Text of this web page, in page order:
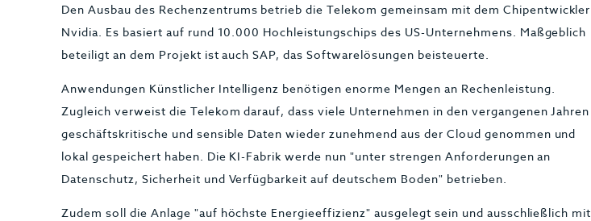
Den Ausbau des Rechenzentrums betrieb die Telekom gemeinsam mit dem Chipentwickler
Nvidia. Es basiert auf rund 10.000 Hochleistungschips des US-Unternehmens. Maßgeblich
beteiligt an dem Projekt ist auch SAP, das Softwarelösungen beisteuerte.
Anwendungen Künstlicher Intelligenz benötigen enorme Mengen an Rechenleistung.
Zugleich verweist die Telekom darauf, dass viele Unternehmen in den vergangenen Jahren
geschäftskritische und sensible Daten wieder zunehmend aus der Cloud genommen und
lokal gespeichert haben. Die KI-Fabrik werde nun "unter strengen Anforderungen an
Datenschutz, Sicherheit und Verfügbarkeit auf deutschem Boden" betrieben.
Zudem soll die Anlage "auf höchste Energieeffizienz" ausgelegt sein und ausschließlich mit